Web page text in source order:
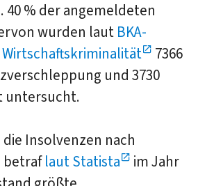
40 % der angemeldeten
wurden laut BKA-
7366
und 3730
untersucht.
Insolvenzen nach
betraflaut Statista
im Jahr